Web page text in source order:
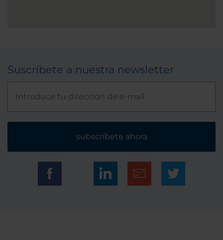
Suscríbete a nuestra newsletter
subscríbete ahora